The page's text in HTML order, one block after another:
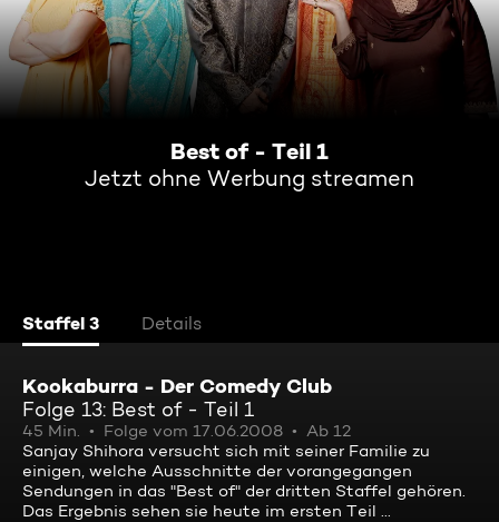
Best of - Teil 1
Jetzt ohne Werbung streamen
Staffel 3 Details
Kookaburra - Der Comedy Club
Folge 13: Best of - Teil 1
45 Min. Folge vom 17.06.2008
Ab 12
Sanjay Shihora versucht sich mit seiner Familie zu
einigen, welche Ausschnitte der vorangegangen
Sendungen in das "Best of" der dritten Staffel gehören.
Das Ergebnis sehen sie heute im ersten Teil ...